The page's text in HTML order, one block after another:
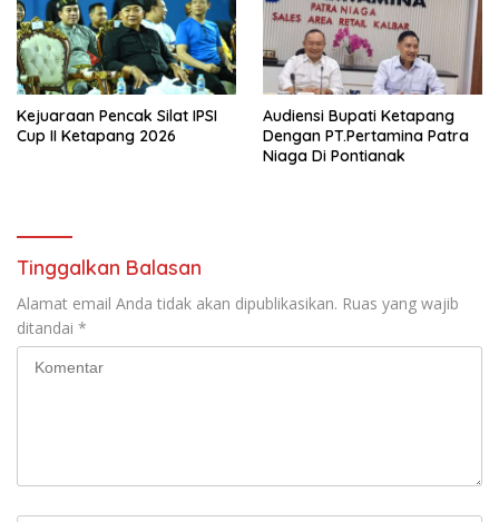
Kejuaraan Pencak Silat IPSI
Cup II Ketapang 2026
Audiensi Bupati Ketapang
Dengan PT.Pertamina Patra
Niaga Di Pontianak
Tinggalkan Balasan
Alamat email Anda tidak akan dipublikasikan. Ruas yang wajib
ditandai *